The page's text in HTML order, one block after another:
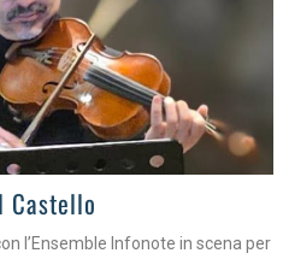
Castello
l’Ensemble Infonote in scena per